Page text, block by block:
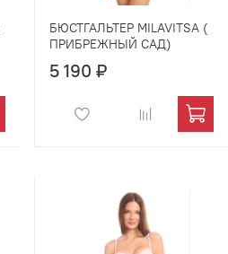
БЮСТГАЛЬТЕР MILAVITSA (
ПРИБРЕЖНЫЙ САД)
5 190 ₽